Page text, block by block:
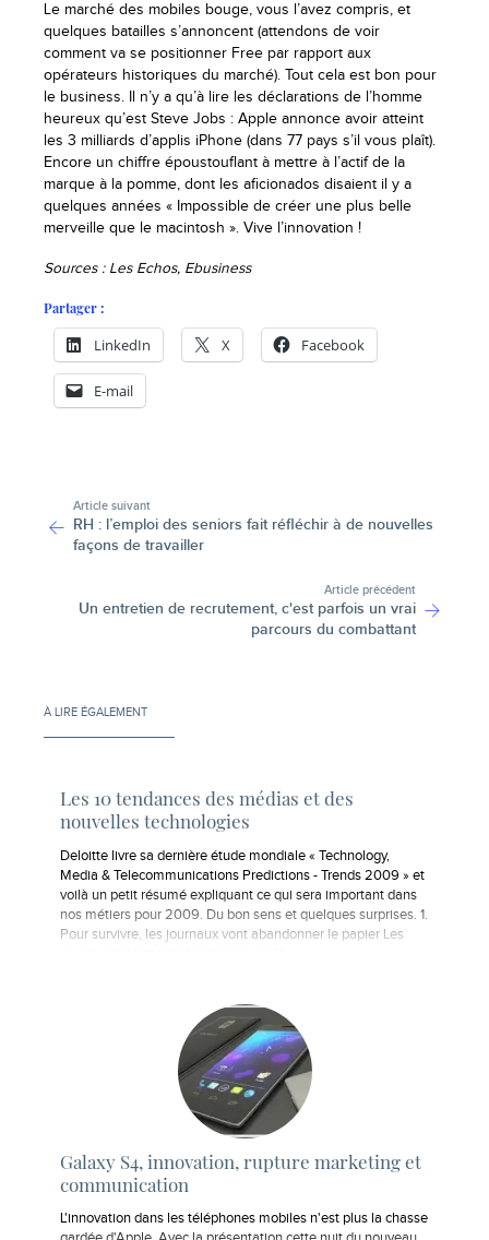
Le marché des mobiles bouge, vous l’avez compris, et
quelques batailles s’annoncent (attendons de voir
comment va se positionner Free par rapport aux
opérateurs historiques du marché). Tout cela est bon pour
le business. Il n’y a qu’à lire les déclarations de l’homme
heureux qu’est Steve Jobs : Apple annonce avoir atteint
les 3 milliards d’applis iPhone (dans 77 pays s’il vous plaît).
Encore un chiffre époustouflant à mettre à l’actif de la
marque à la pomme, dont les aficionados disaient il y a
quelques années « Impossible de créer une plus belle
merveille que le macintosh ». Vive l’innovation !
Sources : Les Echos, Ebusiness
Partager :
LinkedIn X Facebook
E-mail
Article suivant
RH : l’emploi des seniors fait réfléchir à de nouvelles
façons de travailler
Article précédent
Un entretien de recrutement, c'est parfois un vrai
parcours du combattant
À LIRE ÉGALEMENT
Les 10 tendances des médias et des
nouvelles technologies
Deloitte livre sa dernière étude mondiale « Technology,
Media & Telecommunications Predictions - Trends 2009 » et
voilà un petit résumé expliquant ce qui sera important dans
nos métiers pour 2009. Du bon sens et quelques surprises. 1.
Pour survivre, les journaux vont abandonner le papier Les
Galaxy S4, innovation, rupture marketing et
communication
L'innovation dans les téléphones mobiles n'est plus la chasse